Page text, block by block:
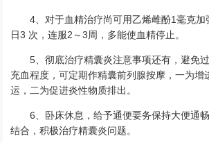
4、对于血精治疗尚可用乙烯雌酚1毫克
日3 次，连服2～3周，多能使血精停止。
5、彻底治疗精囊炎注意事项还有，避免
充血程度，可定期作精囊前列腺按摩，一为增
运，二为促进炎性物质排出。
6、卧床休息，给予通便要务保持大便通
结合，积极治疗精囊炎问题。